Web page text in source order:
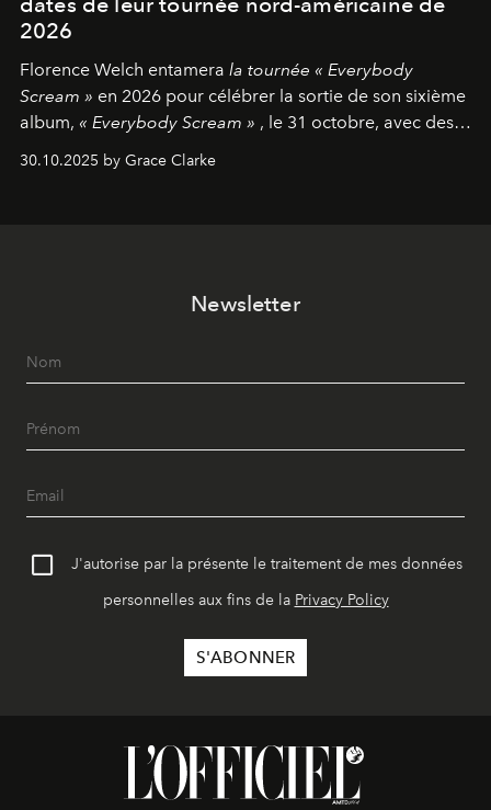
2026
Florence Welch entamera la tournée « Everybody
Scream » en 2026 pour célébrer la sortie de son sixième
album, « Everybody Scream » , le 31 octobre, avec des
dates nord-américaines débutant en avril prochain.
30.10.2025 by Grace Clarke
Newsletter
J'autorise par la présente le traitement de mes données
personnelles aux fins de la Privacy Policy